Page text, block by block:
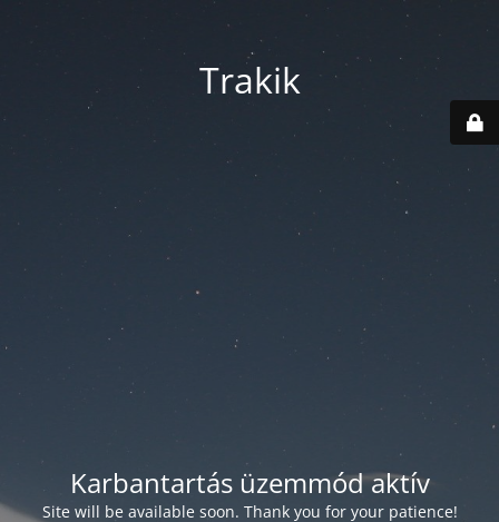
Trakik
Karbantartás üzemmód aktív
Site will be available soon. Thank you for your patience!